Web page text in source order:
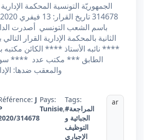
الجمهوريّة التونسية المحكمة
باسم الشعب التونسي أصدرت
الثانية بالمحكمة الإدارية القرار
**** نائبه الأستاذ **** الكائن مكتبه
الطابق *** مكتب عدد ****
والمعقب ضدها:
J
314678
Pays:
Tunisie,
Tags:
#المراجعة
الجبائية و
التوظيف
الإجباري
ar